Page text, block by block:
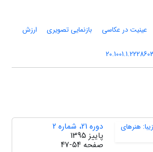
عینیت در عکاسی بازنمایی تصویری
ارزش
دوره 21، شماره 2
پاییز 1395
صفحه 47-54